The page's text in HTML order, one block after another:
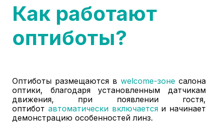
Как работают
оптиботы?
Оптиботы размещаются в welcome-зоне салона
оптики, благодаря установленным датчикам
движения, при появлении гостя,
оптибот автоматически включаетсяи начинает
демонстрацию особенностей линз.